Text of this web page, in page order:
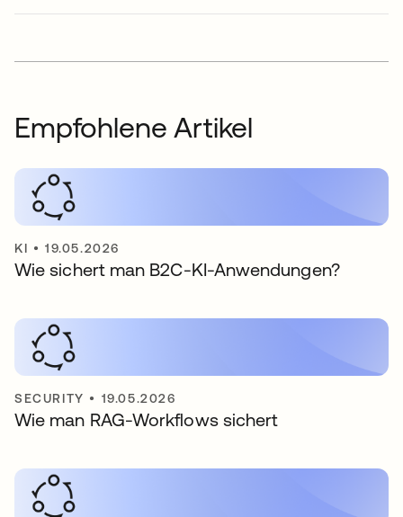
Empfohlene Artikel
KI •19.05.2026
Wie sichert man B2C-KI-Anwendungen?
SECURITY • 19.05.2026
Wie man RAG-Workflows sichert